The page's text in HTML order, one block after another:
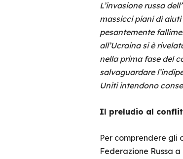
L’invasione russa
massicci piani di
pesantemente
all’Ucraina si è
nella prima fase del
salvaguardare
Uniti intendono
Il preludio al
Per comprendere gli
Federazione Russa